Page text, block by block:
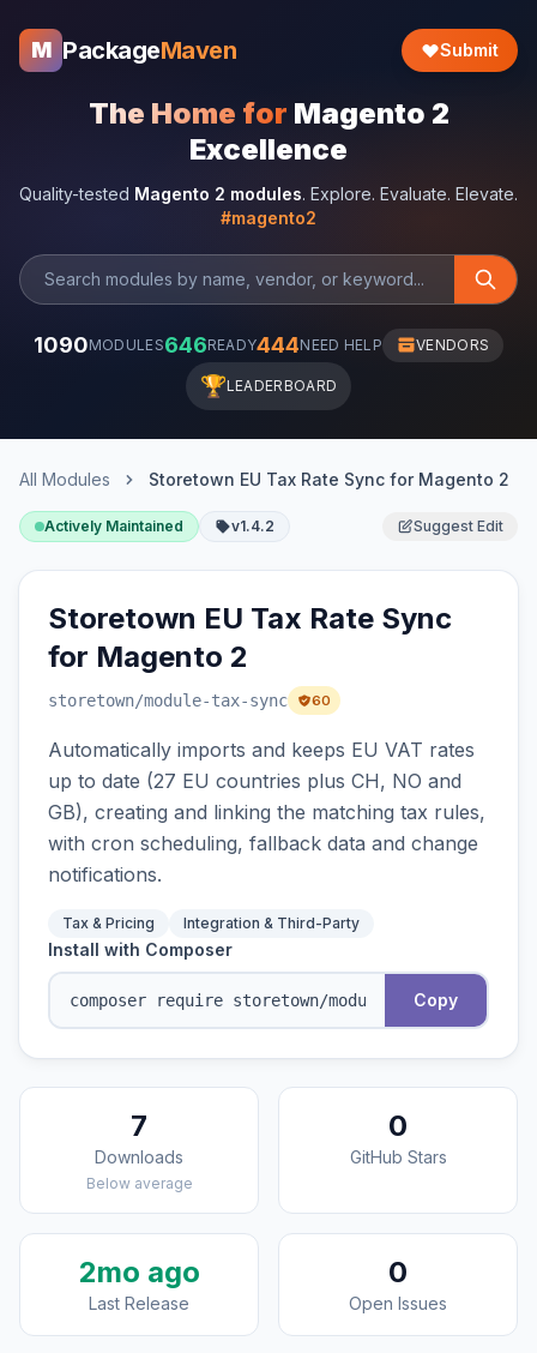
M PackageMaven Submit
The Home for Magento 2
Excellence
Quality-tested Magento 2 modules. Explore. Evaluate. Elevate.
#magento2
1090MODULES646READY444NEED HELP VENDORS
🏆LEADERBOARD
All Modules Storetown EU Tax Rate Sync for Magento 2
Actively Maintained v1.4.2 Suggest Edit
Storetown EU Tax Rate Sync
for Magento 2
storetown/module-tax-sync 60
Automatically imports and keeps EU VAT rates
up to date (27 EU countries plus CH, NO and
GB), creating and linking the matching tax rules,
with cron scheduling, fallback data and change
notifications.
Tax & Pricing Integration & Third-Party
Install with Composer
Copy
7
Downloads
Below average
0
GitHub Stars
2mo ago
Last Release
0
Open Issues